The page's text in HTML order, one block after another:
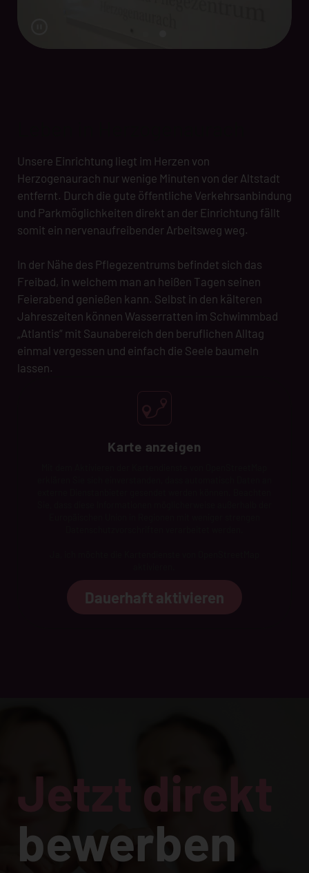
Unsere Einrichtung liegt im Herzen von
Herzogenaurach nur wenige Minuten von der Altstadt
entfernt. Durch die gute öffentliche Verkehrsanbindung
und Parkmöglichkeiten direkt an der Einrichtung fällt
somit ein nervenaufreibender Arbeitsweg weg.
In der Nähe des Pflegezentrums befindet sich das
Freibad, in welchem man an heißen Tagen seinen
Feierabend genießen kann. Selbst in den kälteren
Jahreszeiten können Wasserratten im Schwimmbad
„Atlantis“ mit Saunabereich den beruflichen Alltag
einmal vergessen und einfach die Seele baumeln
lassen.
Karte anzeigen
Dauerhaft aktivieren
Jetzt direkt
bewerben